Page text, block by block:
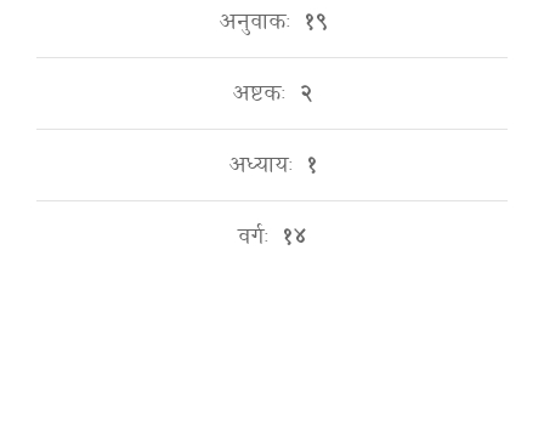
अनुवाकः १९
अष्टकः २
अध्यायः १
वर्गः १४